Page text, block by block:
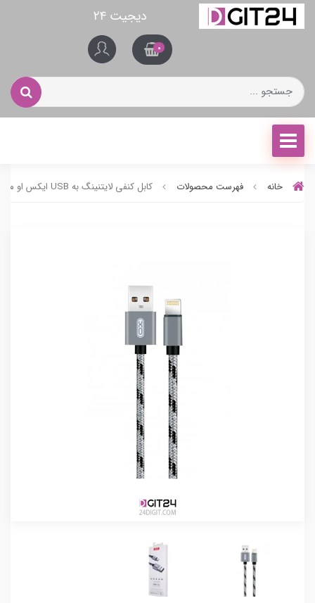
دیجیت ۲۴
0
خانه فهرست محصولات کابل کنفی لایتنینگ به USB ایکس او مدل XO-NB10